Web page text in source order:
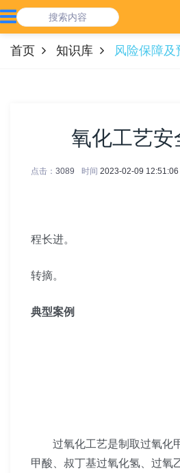
首页 知识库 风险保障及
氧化工艺安
点击： 3089 时间 2023-02-09 12:51:06
程长进。
转摘。
典型案例
过氧化工艺是制取过氧化
甲酸、叔丁基过氧化氢、过氧